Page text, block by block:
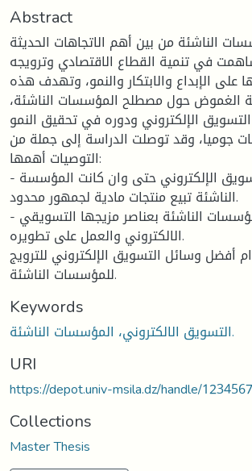
Abstract
الناشئة من بين أهم الاتجاهات الحديثة
في تنمية القطاع الاقتصادي وترويجه
على الإبداع والابتكار والنمو، وتهدف هذه
الغموض حول مصطلح المؤسسات الناشئة،
الإلكتروني ودوره في تحقيق النمو
جوميا، وقد توصلت الدراسة إلى جملة من
التوصيات أهمها:
- استخدام التسويق الإلكتروني حتى وان كانت المؤسسة
الناشئة تبيع منتجات مادية لجمهور محدود.
- ضرورة اهتمام المؤسسات الناشئة بعناصر مزيجها التسويقي
الالكتروني والعمل على تطويره.
أفضل وسائل التسويق الإلكتروني للترويج
للمؤسسات الناشئة.
Keywords
التسويق الالكتروني، المؤسسات الناشئة.
URI
https://depot.univ-msila.dz/handle/
Collections
Master Thesis